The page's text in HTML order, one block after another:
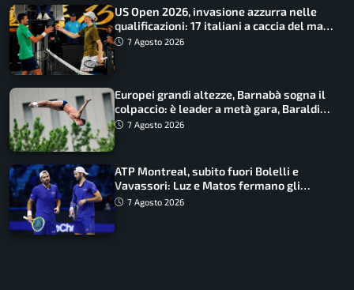
US Open 2026, invasione azzurra nelle
qualificazioni: 17 italiani a caccia del main
draw7 Agosto 2026
Europei grandi altezze, Barnabà sogna il
colpaccio: è leader a metà gara, Baraldi
ancora in corsa
7 Agosto 2026
ATP Montreal, subito fuori Bolelli e
Vavassori: Luz e Matos fermano gli
azzurri
7 Agosto 2026